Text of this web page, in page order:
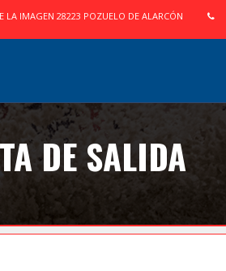
LA IMAGEN 28223 POZUELO DE ALARCÓN
DE SALIDA